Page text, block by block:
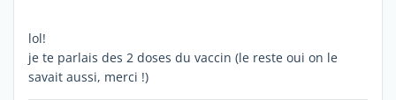
lol!
je te parlais des 2 doses du vaccin (le reste oui on le
savait aussi, merci !)